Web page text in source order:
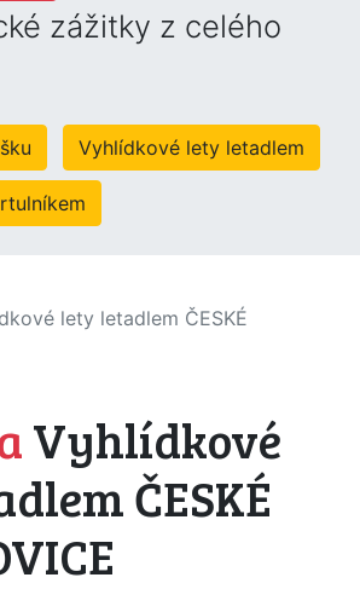
zážitky z celého
Vyhlídkové lety letadlem
lety letadlem ČESKÉ
Vyhlídkové
ČESKÉ